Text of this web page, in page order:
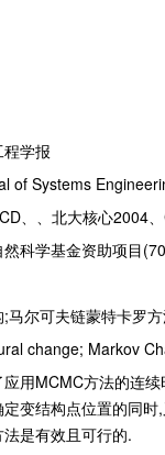
学报
of Systems
、、北大核心2004
然科学基金资助项目
马尔可夫链蒙特卡罗
change; Markov
用MCMC方法的连
变结构点位置的同
法是有效且可行的.